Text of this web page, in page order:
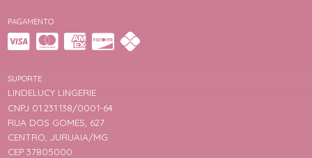
PAGAMENTO
SUPORTE
LINDELUCY LINGERIE
CNPJ 01.231.138/0001-64
RUA DOS GOMES, 627
CENTRO, JURUAIA/MG
CEP 37805000